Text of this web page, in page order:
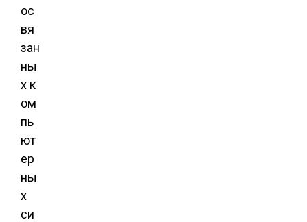
ос
вя
зан
ны
х к
ом
пь
ют
ер
ны
х
си